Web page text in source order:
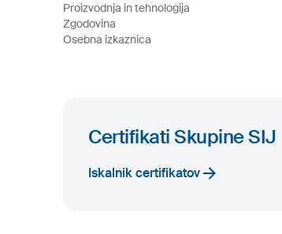
Proizvodnja in tehnologija
Zgodovina
Osebna izkaznica
Certifikati Skupine SIJ
Iskalnik certifikatov